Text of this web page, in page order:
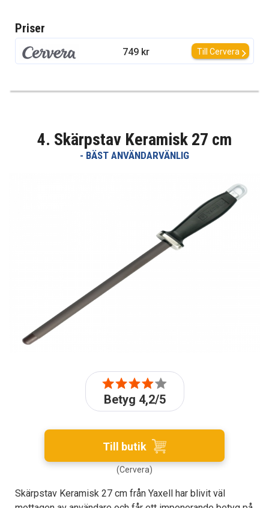
Priser
Till Cervera
749 kr
4. Skärpstav Keramisk 27 cm
- BÄST ANVÄNDARVÄNLIG
Betyg 4,2/5
Till butik
(Cervera)
Skärpstav Keramisk 27 cm från Yaxell har blivit väl